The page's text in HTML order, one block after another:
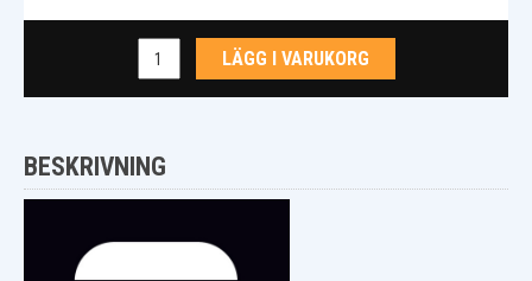
LÄGG I VARUKORG
BESKRIVNING